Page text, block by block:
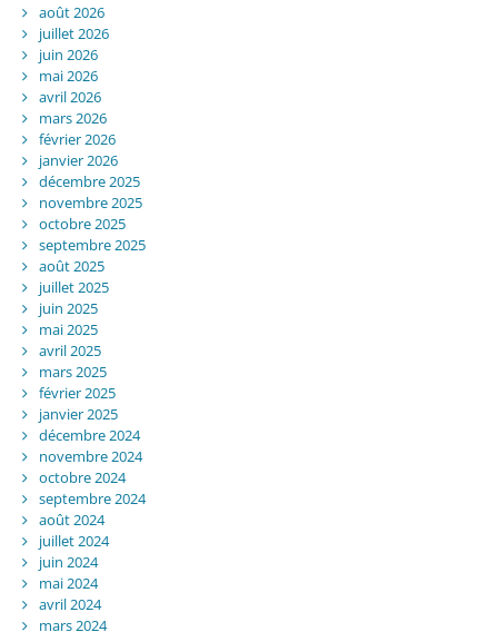
août 2026
juillet 2026
juin 2026
mai 2026
avril 2026
mars 2026
février 2026
janvier 2026
décembre 2025
novembre 2025
octobre 2025
septembre 2025
août 2025
juillet 2025
juin 2025
mai 2025
avril 2025
mars 2025
février 2025
janvier 2025
décembre 2024
novembre 2024
octobre 2024
septembre 2024
août 2024
juillet 2024
juin 2024
mai 2024
avril 2024
mars 2024